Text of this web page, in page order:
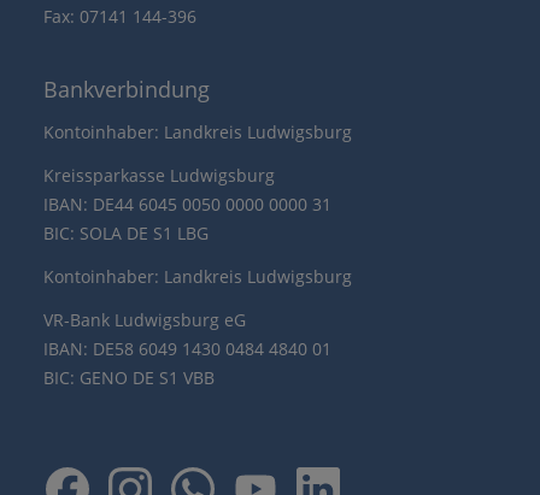
Fax: 07141 144-396
Bankverbindung
Kontoinhaber: Landkreis Ludwigsburg
Kreissparkasse Ludwigsburg
IBAN: DE44 6045 0050 0000 0000 31
BIC: SOLA DE S1 LBG
Kontoinhaber: Landkreis Ludwigsburg
VR-Bank Ludwigsburg eG
IBAN: DE58 6049 1430 0484 4840 01
BIC: GENO DE S1 VBB